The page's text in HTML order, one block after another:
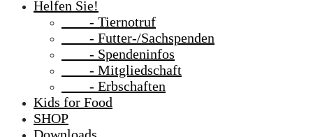
Helfen Sie!
- Tiernotruf
- Futter-/Sachspenden
- Spendeninfos
- Mitgliedschaft
- Erbschaften
Kids for Food
SHOP